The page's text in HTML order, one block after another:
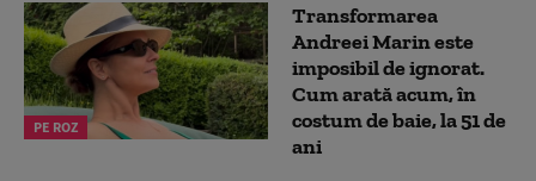
PE ROZ
Transformarea
Andreei Marin este
imposibil de ignorat.
Cum arată acum, în
costum de baie, la 51 de
ani